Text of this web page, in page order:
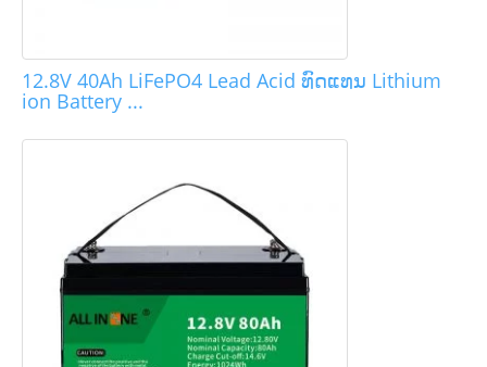
12.8V 40Ah LiFePO4 Lead Acid ທົດແທນ Lithium
ion Battery ...